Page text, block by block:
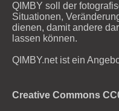
QIMBY soll der
Situationen,
dienen, damit andere
lassen können.
QIMBY.net ist ein
Creative Commons